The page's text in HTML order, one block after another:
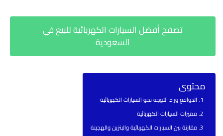
تصفح أفضل السيارات الكهربائية للبيع في
السعودية
محتوى
الدوافع وراء التوجه نحو السيارات الكهربائية
مميزات السيارات الكهربائية
مقارنة بين السيارات الكهربائية والبنزين والهجينة